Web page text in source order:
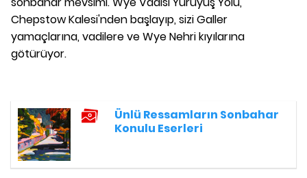
Chepstow Kalesi'nden başlayıp, sizi Galler
yamaçlarına, vadilere ve Wye Nehri kıyılarına
götürüyor.
Ünlü Ressamların Sonbahar
Konulu Eserleri